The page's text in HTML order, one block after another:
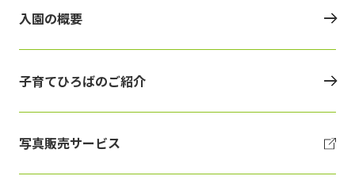
入園の概要
子育てひろばのご紹介
写真販売サービス